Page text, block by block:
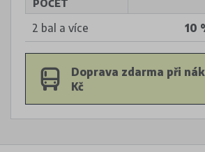
POČET
2 bal a více 10
Doprava zdarma při
Kč